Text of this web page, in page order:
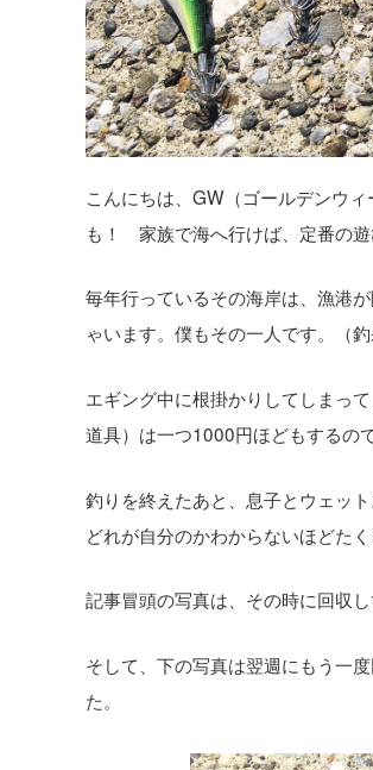
こんにちは、GW（ゴールデンウ
も！ 家族で海へ行けば、定番の
毎年行っているその海岸は、漁港
ゃいます。僕もその一人です。（
エギング中に根掛かりしてしまっ
道具）は一つ1000円ほどもするの
釣りを終えたあと、息子とウェッ
どれが自分のかわからないほどた
記事冒頭の写真は、その時に回収し
そして、下の写真は翌週にもう一
た。